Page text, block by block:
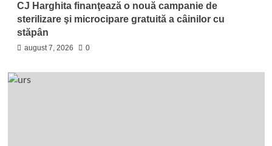
CJ Harghita finanţează o nouă campanie de
sterilizare şi microcipare gratuită a câinilor cu
stăpân
august 7, 2026 0